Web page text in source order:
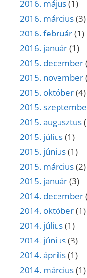
2016. május(1)
2016. március(3)
2016. február(1)
2016. január(1)
2015. december
2015. november
2015. október(4)
2015.
2015. augusztus
2015. július(1)
2015. június(1)
2015. március(2)
2015. január(3)
2014. december
2014. október(1)
2014. július(1)
2014. június(3)
2014. április(1)
2014. március(1)